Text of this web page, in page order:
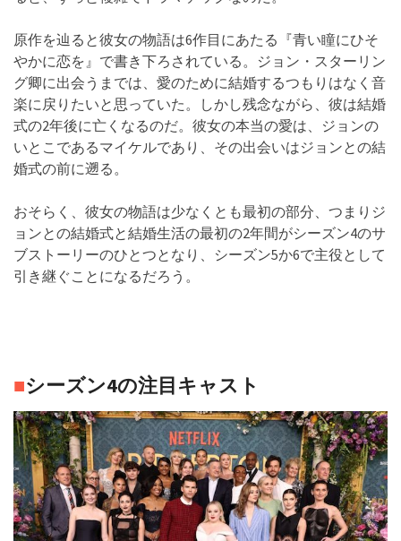
原作を辿ると彼女の物語は6作目にあたる『青い瞳にひそ
やかに恋を』で書き下ろされている。ジョン・スターリン
グ卿に出会うまでは、愛のために結婚するつもりはなく音
楽に戻りたいと思っていた。しかし残念ながら、彼は結婚
式の2年後に亡くなるのだ。彼女の本当の愛は、ジョンの
いとこであるマイケルであり、その出会いはジョンとの結
婚式の前に遡る。
おそらく、彼女の物語は少なくとも最初の部分、つまりジ
ョンとの結婚式と結婚生活の最初の2年間がシーズン4のサ
ブストーリーのひとつとなり、シーズン5か6で主役として
引き継ぐことになるだろう。
■シーズン4の注目キャスト